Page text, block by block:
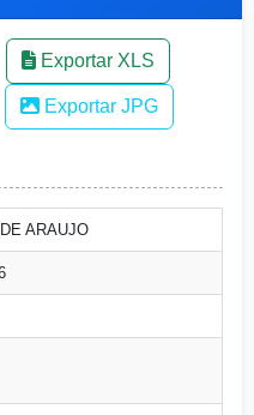
Exportar XLS
Exportar JPG
ARAUJO